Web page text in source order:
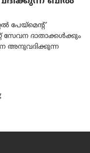
പേയ്‌മെന്റ്
സേവന ദാതാക്കൾക്കും
അനുവദിക്കുന്ന